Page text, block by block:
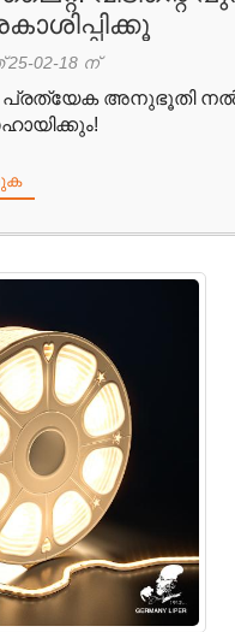
02-18 ന്
പ്രത്യേക അനുഭൂതി